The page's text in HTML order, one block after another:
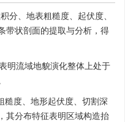
分、地表粗糙度、起伏度、
带状剖面的提取与分析，得
明流域地貌演化整体上处于
糙度、地形起伏度、切割深
其分布特征表明区域构造抬